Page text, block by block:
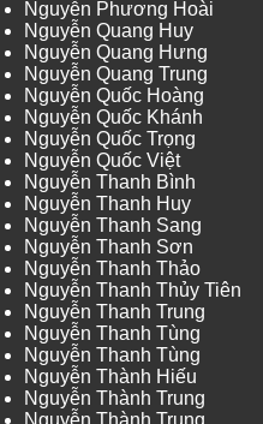
Nguyễn Phương Hoài
Nguyễn Quang Huy
Nguyễn Quang Hưng
Nguyễn Quang Trung
Nguyễn Quốc Hoàng
Nguyễn Quốc Khánh
Nguyễn Quốc Trọng
Nguyễn Quốc Việt
Nguyễn Thanh Bình
Nguyễn Thanh Huy
Nguyễn Thanh Sang
Nguyễn Thanh Sơn
Nguyễn Thanh Thảo
Nguyễn Thanh Thủy Tiên
Nguyễn Thanh Trung
Nguyễn Thanh Tùng
Nguyễn Thanh Tùng
Nguyễn Thành Hiếu
Nguyễn Thành Trung
Nguyễn Thành Trung